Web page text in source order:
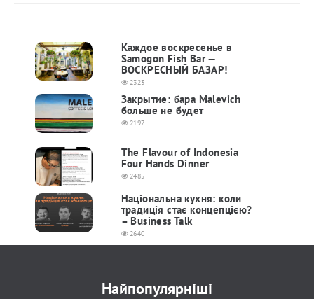
Каждое воскресенье в
Samogon Fish Bar —
ВОСКРЕСНЫЙ БАЗАР!
2323
Закрытие: бара Malevich
больше не будет
2197
The Flavour of Indonesia
Four Hands Dinner
2485
Національна кухня: коли
традиція стає концепцією?
– Business Talk
2640
Найпопулярніші